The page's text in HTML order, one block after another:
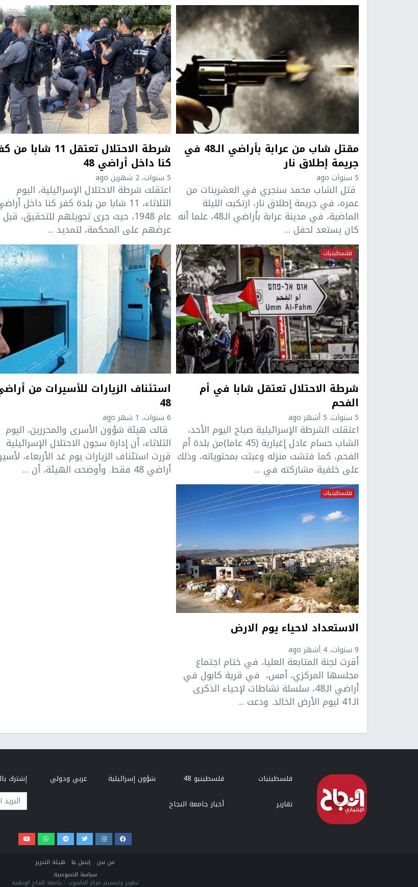
مقتل شاب من عرابة بأراضي الـ48 في
جريمة إطلاق نار
5 سنوات ago
قتل الشاب محمد سنجري في العشرينات من
عمره، في جريمة إطلاق نار، ارتكبت الليلة
الماضية، في مدينة عرابة بأراضي الـ48، علما أنه
كان يستعد لحفل ...
شرطة الاحتلال تعتقل 11 شابا
كنا داخل أراضي 48
5 سنوات، 2 شهرين ago
اعتقلت شرطة الاحتلال الإسرائيلية، اليوم
الثلاثاء، 11 شابا من بلدة كفر كنا داخل
عام 1948، حيث جرى تحويلهم للتحقيق، قبل
عرضهم على المحكمة، لتمديد ...
فلسطينيات
شرطة الاحتلال تعتقل شابا في أم
الفحم
5 سنوات، 5 أشهر ago
اعتقلت الشرطة الإسرائيلية صباح اليوم الأحد،
الشاب حسام عادل إغبارية (45 عاما)من بلدة أم
الفحم، كما فتشت منزله وعبثت بمحتوياته، وذلك
على خلفية مشاركته في ...
استئناف الزيارات للأسيرات من
48
6 سنوات، 1 شهر ago
قالت هيئة شؤون الأسرى والمحررين، اليوم
الثلاثاء، أن إدارة سجون الاحتلال الإسرائيلية
قررت استئناف الزيارات يوم غد الأربعاء،
أراضي 48 فقط. وأوضحت الهيئة، أن ...
فلسطينيات
الاستعداد لاحياء يوم الارض
9 سنوات، 4 أشهر ago
أقرت لجنة المتابعة العليا، في ختام اجتماع
مجلسها المركزي، أمس، في قرية كابول في
أراضي الـ48، سلسلة نشاطات لإحياء الذكرى
الـ41 ليوم الأرض الخالد. ودعت ...
فلسطينيات فلسطينيو 48 شؤون إسرائيلية
عربي ودولي
تقارير
أخبار جامعة النجاح
إشترك
البريد
من نحن إتصل بنا
هيئة التحرير
سياسة الخصوصية
تطوير وتصميم مركز الحاسوب - جامعة النجاح الوطنية